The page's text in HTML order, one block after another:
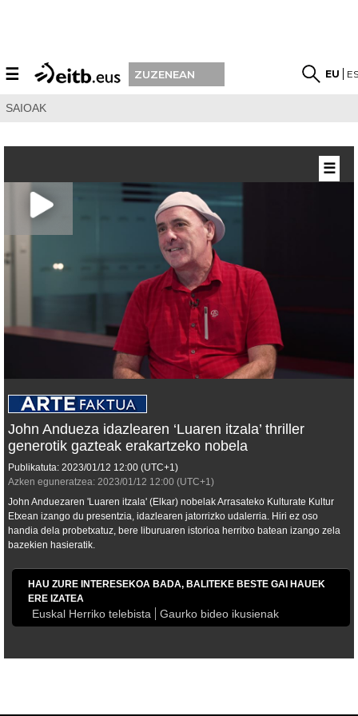
☰ ZUZENEAN EU
SAIOAK
John Andueza idazlearen ‘Luaren itzala’ thriller
generotik gazteak erakartzeko nobela
Publikatuta: 2023/01/12 12:00 (UTC+1)
Azken eguneratzea: 2023/01/12 12:00 (UTC+1)
John Anduezaren 'Luaren itzala' (Elkar) nobelak Arrasateko Kulturate Kultur
Etxean izango du presentzia, idazlearen jatorrizko udalerria. Hiri ez oso
handia dela probetxatuz, bere liburuaren istorioa herritxo batean izango zela
bazekien hasieratik.
HAU ZURE INTERESEKOA BADA, BALITEKE BESTE GAI HAUEK
ERE IZATEA
Euskal Herriko telebista Gaurko bideo ikusienak
☰